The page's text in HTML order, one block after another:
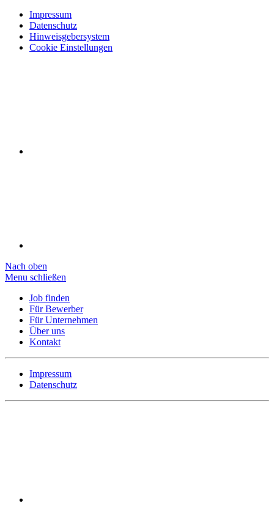
Impressum
Datenschutz
Hinweisgebersystem
Cookie Einstellungen
Nach oben
Menu schließen
Job finden
Für Bewerber
Für Unternehmen
Über uns
Kontakt
Impressum
Datenschutz